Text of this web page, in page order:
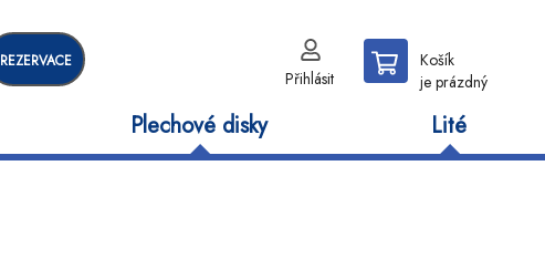
REZERVACE
Přihlásit
Košík
je prázdný
Plechové disky Lité